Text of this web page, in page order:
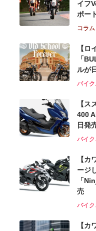
イフ
ポー
コラム
【ロ
「
ルが
バイ
【ス
400
日発
バイ
【カ
ージ
「
売
バイ
【カ